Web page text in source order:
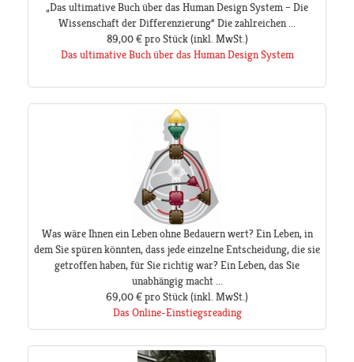
„Das ultimative Buch über das Human Design System – Die
Wissenschaft der Differenzierung“ Die zahlreichen ...
89,00 € pro Stück(inkl. MwSt.)
Das ultimative Buch über das Human Design System
Was wäre Ihnen ein Leben ohne Bedauern wert? Ein Leben, in
dem Sie spüren könnten, dass jede einzelne Entscheidung, die sie
getroffen haben, für Sie richtig war? Ein Leben, das Sie
unabhängig macht ...
69,00 €pro Stück(inkl. MwSt.)
Das Online-Einstiegsreading